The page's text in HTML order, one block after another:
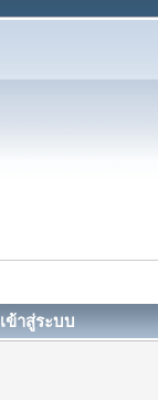
เข้าสู่ระบบ